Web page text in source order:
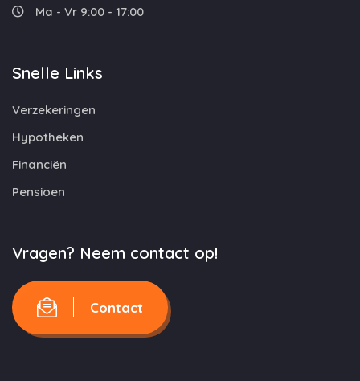
Ma - Vr 9:00 - 17:00
Snelle Links
Verzekeringen
Hypotheken
Financiën
Pensioen
Vragen? Neem contact op!
Contact